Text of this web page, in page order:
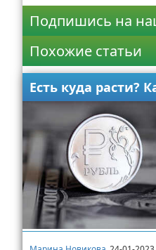
Подпишись на
Похожие статьи
Есть куда расти?